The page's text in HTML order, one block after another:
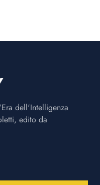
dell'Intelligenza
edito da